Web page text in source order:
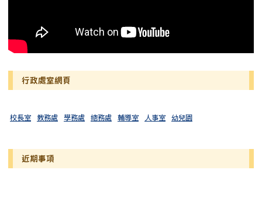
行政處室網頁
校長室 教務處 學務處 總務處 輔導室 人事室 幼兒園
近期事項